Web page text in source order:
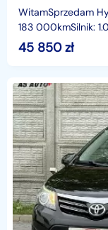
WitamSprzedam
183 000kmSilnik:
wyposażeniaStan
45 850zł